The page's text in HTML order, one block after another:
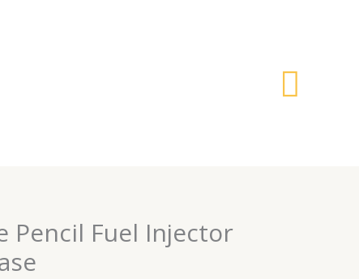
搜
Pencil Fuel Injector